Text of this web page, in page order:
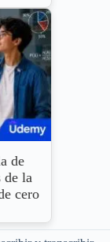
de
de la
cero